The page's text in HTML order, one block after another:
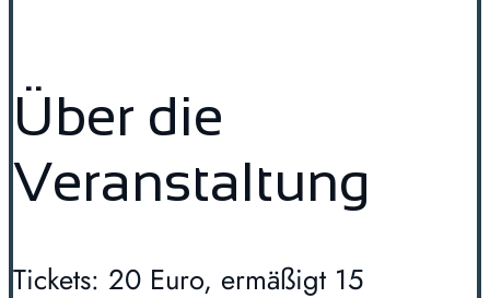
Über die
Veranstaltung
Tickets: 20 Euro, ermäßigt 15